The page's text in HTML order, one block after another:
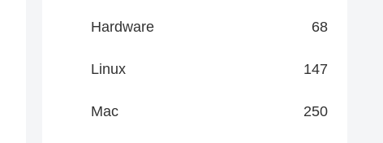
Hardware 68
Linux 147
Mac 250